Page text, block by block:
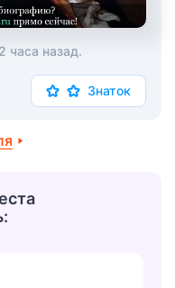
часа назад.
Знаток